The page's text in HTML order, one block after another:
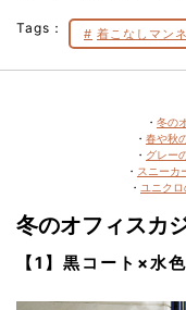
Tags： 着こなしマン
・ 冬の
・ 春や秋
・ グレー
・ スニーカ
・ ユニク
冬のオフィスカ
【1】黒コート×水